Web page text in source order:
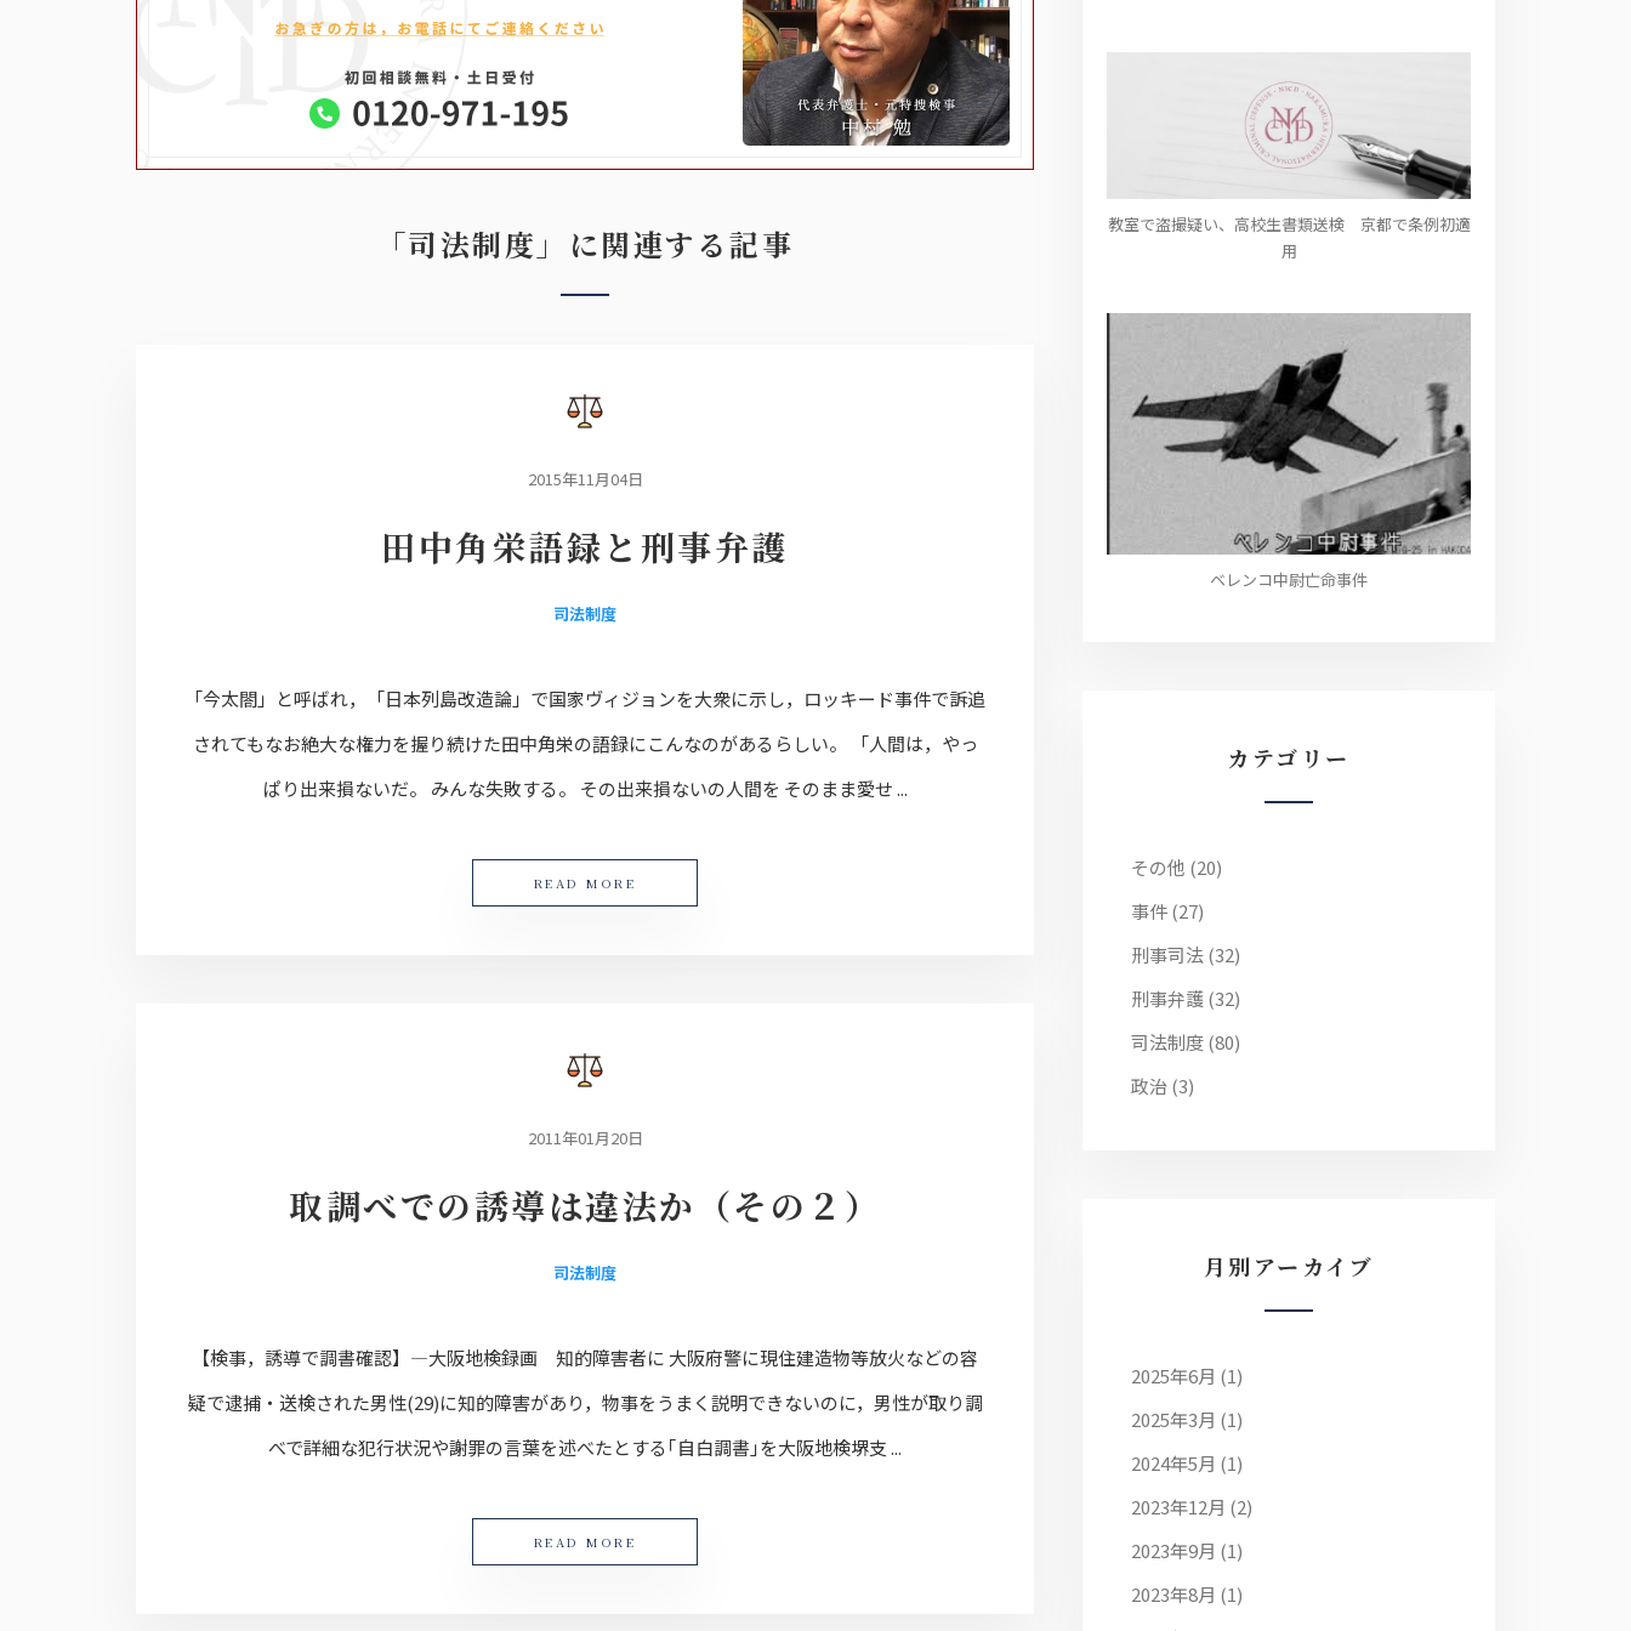
「司法制度」に関連する記事
2015年11月04日
田中角栄語録と刑事弁護
司法制度
「今太閤」と呼ばれ，「日本列島改造論」で国家ヴィジョンを大衆に示し，ロッキード事件で訴追
されてもなお絶大な権力を握り続けた田中角栄の語録にこんなのがあるらしい。 「人間は，やっ
ぱり出来損ないだ。 みんな失敗する。 その出来損ないの人間を そのまま愛せ ...
READ MORE
2011年01月20日
取調べでの誘導は違法か（その２）
司法制度
【検事，誘導で調書確認】―大阪地検録画 知的障害者に 大阪府警に現住建造物等放火などの容
疑で逮捕・送検された男性(29)に知的障害があり，物事をうまく説明できないのに，男性が取り調
べで詳細な犯行状況や謝罪の言葉を述べたとする｢自白調書｣を大阪地検堺支 ...
READ MORE
教室で盗撮疑い、高校生書類送検 京都で条例初適
用
ベレンコ中尉亡命事件
カテゴリー
その他 (20)
事件(27)
刑事司法(32)
刑事弁護(32)
司法制度(80)
政治(3)
月別アーカイブ
2025年6月 (1)
2025年3月 (1)
2024年5月 (1)
2023年12月 (2)
2023年9月 (1)
2023年8月 (1)